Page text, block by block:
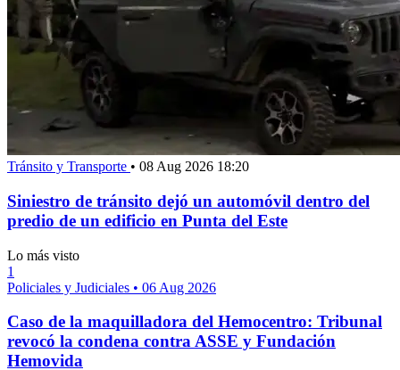
Tránsito y Transporte • 08 Aug 2026 18:20
Siniestro de tránsito dejó un automóvil dentro del
predio de un edificio en Punta del Este
Lo más visto
1
Policiales y Judiciales • 06 Aug 2026
Caso de la maquilladora del Hemocentro: Tribunal
revocó la condena contra ASSE y Fundación
Hemovida